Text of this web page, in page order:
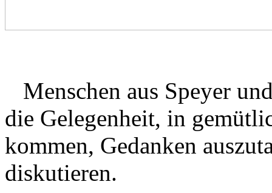
Menschen aus Speyer
die Gelegenheit, in
kommen, Gedanken
diskutieren.